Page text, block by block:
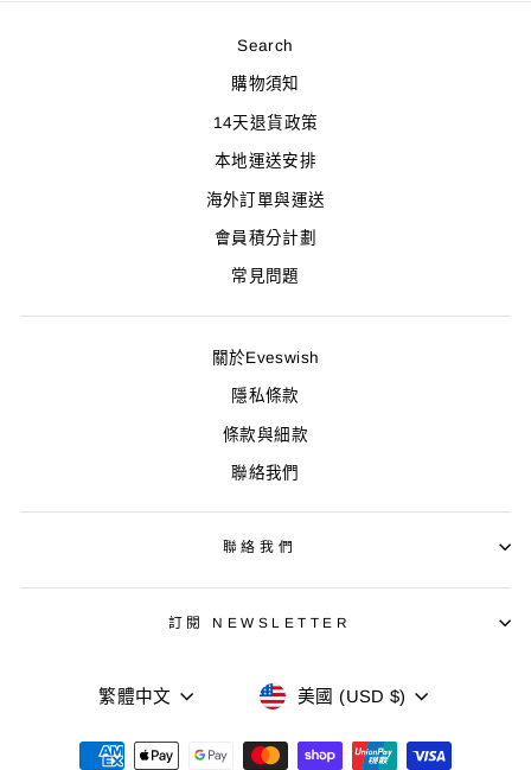
Search
購物須知
14天退貨政策
本地運送安排
海外訂單與運送
會員積分計劃
常見問題
關於Eveswish
隱私條款
條款與細款
聯絡我們
聯絡我們
訂閱 NEWSLETTER
語
言
繁體中文
貨
幣
美國 (USD $)